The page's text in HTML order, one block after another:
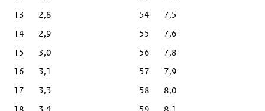
13
2,8
14
2,9
15
3,0
16
3,1
17
3,3
54
7,5
55
7,6
56
7,8
57
7,9
58
8,0